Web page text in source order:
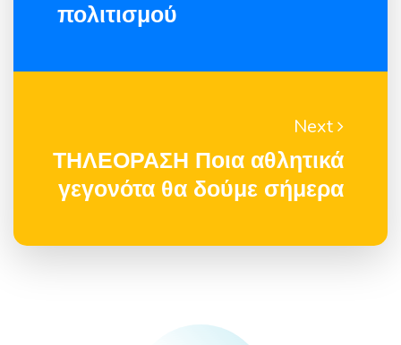
πολιτισμού
Next
ΤΗΛΕΟΡΑΣΗ Ποια αθλητικά
γεγονότα θα δούμε σήμερα